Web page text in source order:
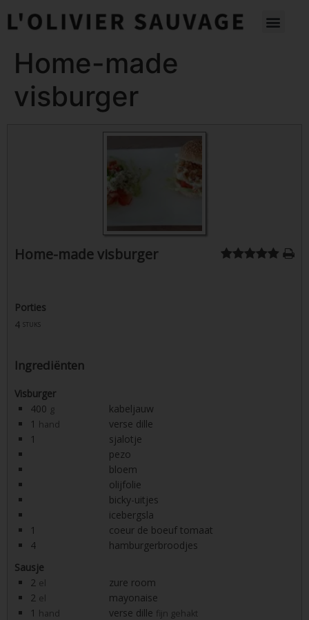
Home-made
visburger
Home-made visburger
Porties
4 stuks
Ingrediënten
Visburger
400 g
kabeljauw
1 hand
verse dille
1
sjalotje
pezo
bloem
olijfolie
bicky-uitjes
icebergsla
1
coeur de boeuf tomaat
4
hamburgerbroodjes
Sausje
2 el
zure room
2 el
mayonaise
1 hand verse dille fijn gehakt